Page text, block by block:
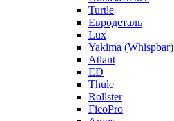
Turtle
Евродеталь
Lux
Yakima (Whispbar)
Atlant
ED
Thule
Rollster
FicoPro